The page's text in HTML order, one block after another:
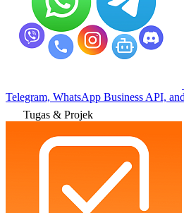
Telegram, WhatsApp Business API,
Tugas & Projek